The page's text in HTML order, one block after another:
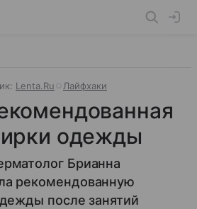
Lenta.Ru Лайфхаки
одежды
Брианна
рекомендованную
после занятий